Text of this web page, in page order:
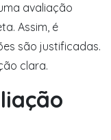
avaliação
Assim, é
são justificadas.
clara.